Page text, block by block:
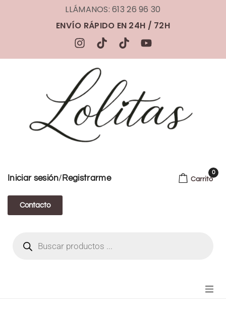
LLÁMANOS: 613 26 96 30
ENVÍO RÁPIDO EN 24H / 72H
Iniciar sesión/ Registrarme
Contacto
Carrito
0